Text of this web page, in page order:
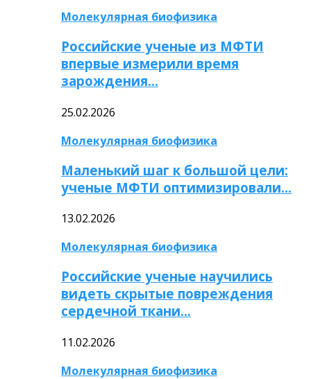
Молекулярная биофизика
Российские ученые из МФТИ
впервые измерили время
зарождения…
25.02.2026
Молекулярная биофизика
Маленький шаг к большой цели:
ученые МФТИ оптимизировали…
13.02.2026
Молекулярная биофизика
Российские ученые научились
видеть скрытые повреждения
сердечной ткани…
11.02.2026
Молекулярная биофизика